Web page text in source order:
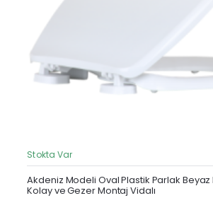
Stokta Var
Akdeniz Modeli Oval Plastik Parlak Beyaz
Kolay ve Gezer Montaj Vidalı